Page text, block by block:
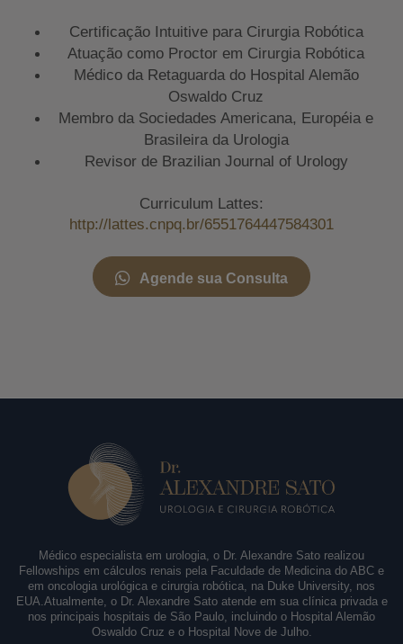
Certificação Intuitive para Cirurgia Robótica
Atuação como Proctor em Cirurgia Robótica
Médico da Retaguarda do Hospital Alemão
Oswaldo Cruz
Membro da Sociedades Americana, Européia e
Brasileira da Urologia
Revisor de Brazilian Journal of Urology
Curriculum Lattes:
http://lattes.cnpq.br/6551764447584301
Agende sua Consulta
Médico especialista em urologia, o Dr. Alexandre Sato realizou
Fellowships em cálculos renais pela Faculdade de Medicina do ABC e
em oncologia urológica e cirurgia robótica, na Duke University, nos
EUA.Atualmente, o Dr. Alexandre Sato atende em sua clínica privada e
nos principais hospitais de São Paulo, incluindo o Hospital Alemão
Oswaldo Cruz e o Hospital Nove de Julho.